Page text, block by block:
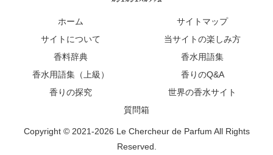
ホーム
サイトマップ
サイトについて
当サイトの楽しみ方
香料辞典
香水用語集
香水用語集（上級）
香りのQ&A
香りの探究
世界の香水サイト
質問箱
Copyright © 2021-2026 Le Chercheur de Parfum All Rights
Reserved.